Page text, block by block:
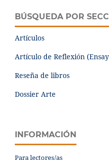
BÚSQUEDA POR
Artículos
Artículo de Reflexión
Reseña de libros
Dossier Arte
INFORMACIÓN
Para lectores/as